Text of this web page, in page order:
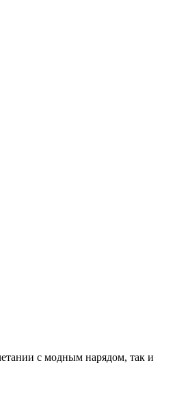
с модным нарядом, так и